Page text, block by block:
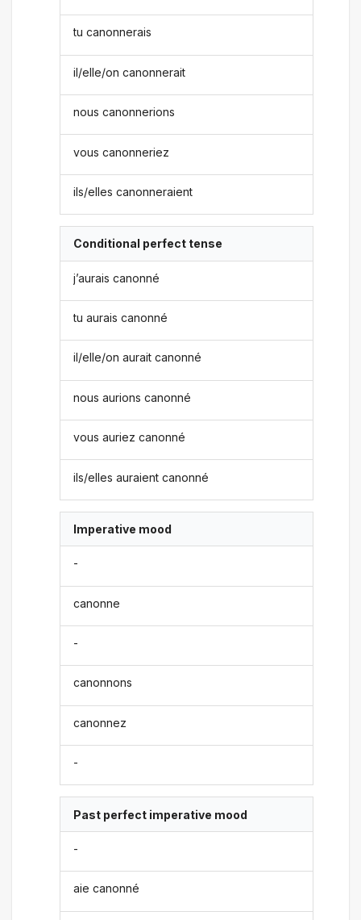
tu canonnerais
il/elle/on canonnerait
nous canonnerions
vous canonneriez
ils/elles canonneraient
Conditional perfect tense
j’aurais canonné
tu aurais canonné
il/elle/on aurait canonné
nous aurions canonné
vous auriez canonné
ils/elles auraient canonné
Imperative mood
-
canonne
-
canonnons
canonnez
-
Past perfect imperative mood
-
aie canonné